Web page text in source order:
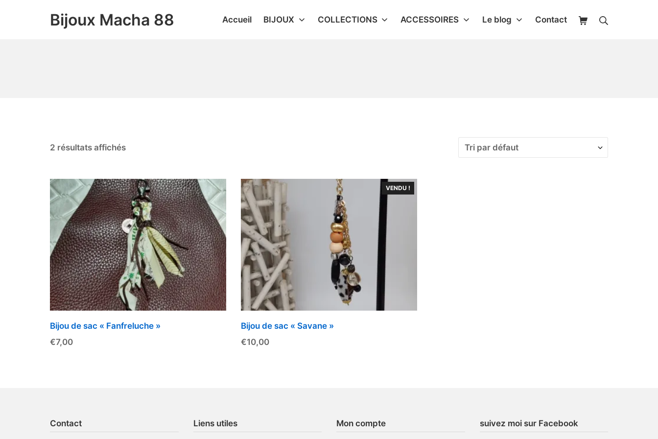
Bijoux Macha 88 Accueil BIJOUX COLLECTIONS ACCESSOIRES Le blog Contact
2 résultats affichés
Bijou de sac « Fanfreluche »
€7,00
VENDU !
Bijou de sac « Savane »
€10,00
Contact Liens utiles Mon compte suivez moi sur Facebook